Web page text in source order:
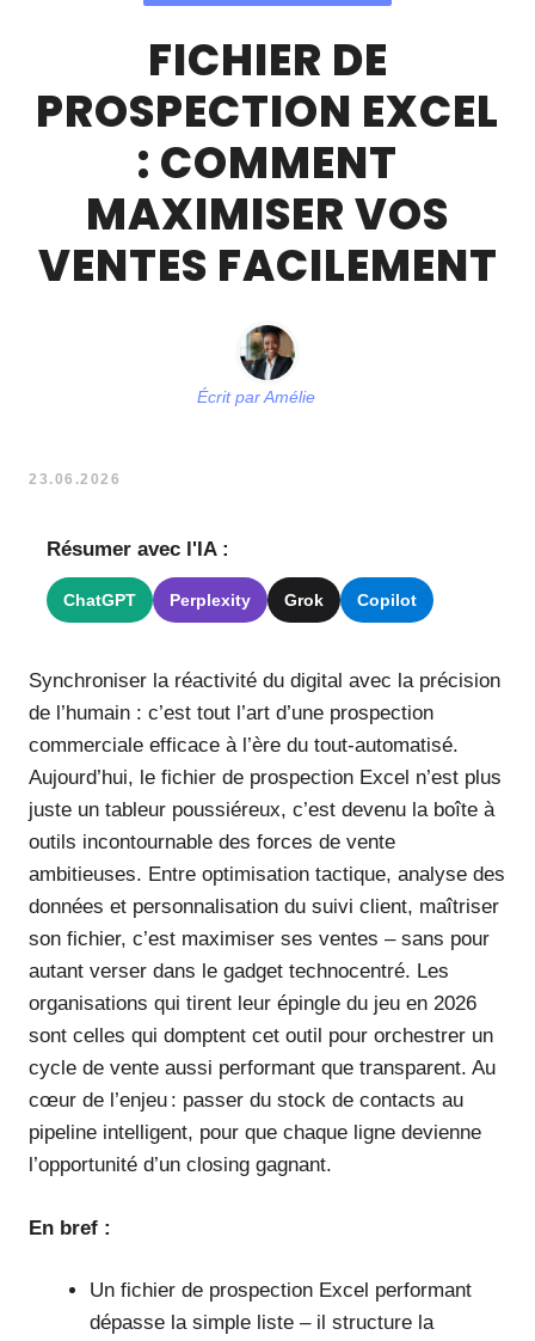
FICHIER DE
PROSPECTION EXCEL
: COMMENT
MAXIMISER VOS
VENTES FACILEMENT
Écrit parAmélie
23.06.2026
Résumer avec l'IA :
ChatGPT Perplexity Grok Copilot
Synchroniser la réactivité du digital avec la précision
de l’humain : c’est tout l’art d’une prospection
commerciale efficace à l’ère du tout-automatisé.
Aujourd’hui, le fichier de prospection Excel n’est plus
juste un tableur poussiéreux, c’est devenu la boîte à
outils incontournable des forces de vente
ambitieuses. Entre optimisation tactique, analyse des
données et personnalisation du suivi client, maîtriser
son fichier, c’est maximiser ses ventes – sans pour
autant verser dans le gadget technocentré. Les
organisations qui tirent leur épingle du jeu en 2026
sont celles qui domptent cet outil pour orchestrer un
cycle de vente aussi performant que transparent. Au
cœur de l’enjeu : passer du stock de contacts au
pipeline intelligent, pour que chaque ligne devienne
l’opportunité d’un closing gagnant.
En bref :
Un fichier de prospection Excel performant
dépasse la simple liste – il structure la